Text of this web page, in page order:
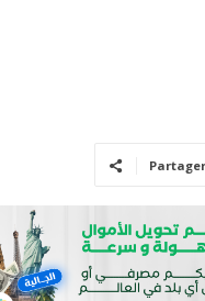
Partager